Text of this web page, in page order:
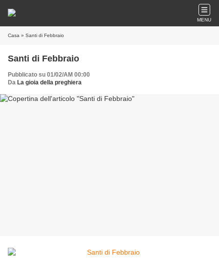
MENU
Casa » Santi di Febbraio
Santi di Febbraio
Pubblicato su 01/02/AM 00:00
Da La gioia della preghiera